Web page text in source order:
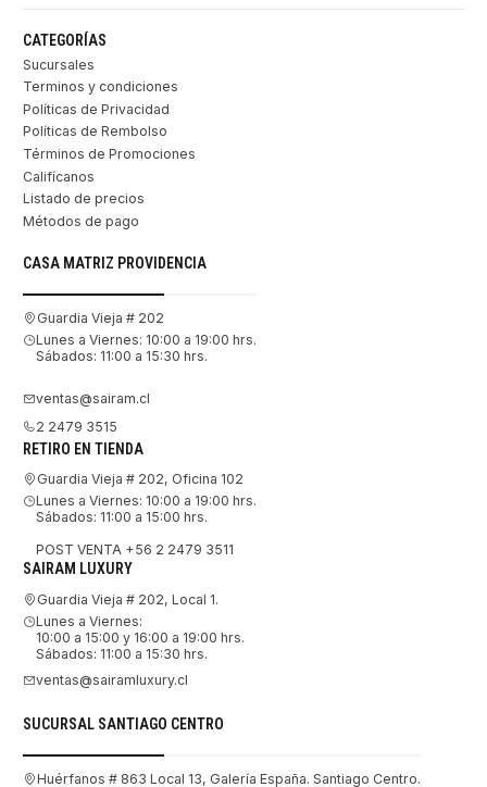
CATEGORÍAS
Sucursales
Terminos y condiciones
Políticas de Privacidad
Políticas de Rembolso
Términos de Promociones
Califícanos
Listado de precios
Métodos de pago
CASA MATRIZ PROVIDENCIA
Guardia Vieja # 202
Lunes a Viernes: 10:00 a 19:00 hrs.
Sábados: 11:00 a 15:30 hrs.
ventas@sairam.cl
2 2479 3515
RETIRO EN TIENDA
Guardia Vieja # 202, Oficina 102
Lunes a Viernes: 10:00 a 19:00 hrs.
Sábados: 11:00 a 15:00 hrs.
POST VENTA +56 2 2479 3511
SAIRAM LUXURY
Guardia Vieja # 202, Local 1.
Lunes a Viernes:
10:00 a 15:00 y 16:00 a 19:00 hrs.
Sábados: 11:00 a 15:30 hrs.
ventas@sairamluxury.cl
SUCURSAL SANTIAGO CENTRO
Huérfanos # 863 Local 13, Galería España. Santiago Centro.